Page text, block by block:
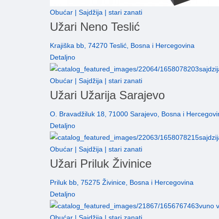
Obućar | Sajdžija | stari zanati
Užari Neno Teslić
Krajiška bb, 74270 Teslić, Bosna i Hercegovina
Detaljno
Obućar | Sajdžija | stari zanati
Užari Užarija Sarajevo
O. Bravadžiluk 18, 71000 Sarajevo, Bosna i
Detaljno
Obućar | Sajdžija | stari zanati
Užari Priluk Živinice
Priluk bb, 75275 Živinice, Bosna i Hercegovina
Detaljno